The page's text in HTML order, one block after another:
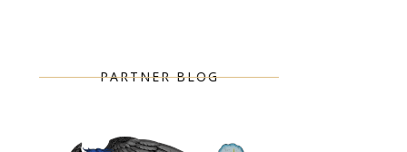
PARTNER BLOG